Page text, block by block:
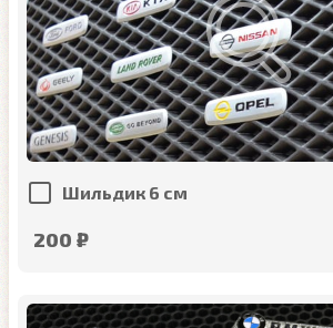
Шильдик 6 см
200 ₽